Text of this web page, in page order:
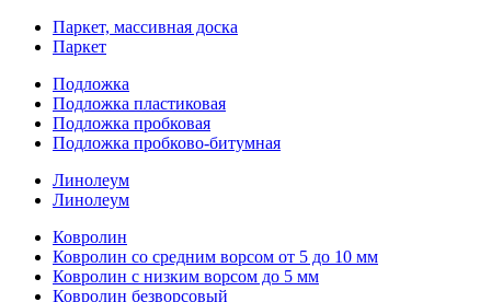
Паркет, массивная доска
Паркет
Подложка
Подложка пластиковая
Подложка пробковая
Подложка пробково-битумная
Линолеум
Линолеум
Ковролин
Ковролин со средним ворсом от 5 до 10 мм
Ковролин с низким ворсом до 5 мм
Ковролин безворсовый